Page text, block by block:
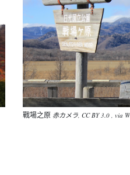
戰場之原 赤カメラ, CC BY 3.0 , via